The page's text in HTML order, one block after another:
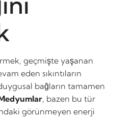
geçmişte yaşanan
eden sıkıntıların
bağların tamamen
, bazen bu tür
görünmeyen enerji